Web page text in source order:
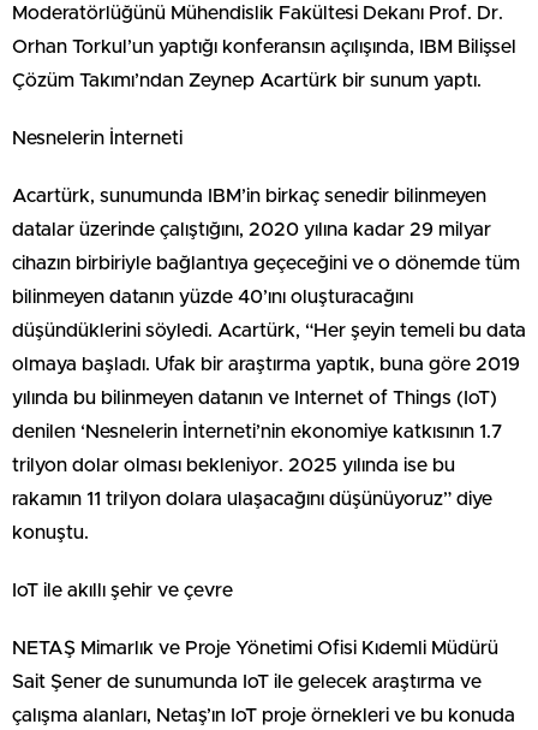
Moderatörlüğünü Mühendislik Fakültesi Dekanı Prof. Dr.
Orhan Torkul’un yaptığı konferansın açılışında, IBM Bilişsel
Çözüm Takımı’ndan Zeynep Acartürk bir sunum yaptı.
Nesnelerin İnterneti
Acartürk, sunumunda IBM’in birkaç senedir bilinmeyen
datalar üzerinde çalıştığını, 2020 yılına kadar 29 milyar
cihazın birbiriyle bağlantıya geçeceğini ve o dönemde tüm
bilinmeyen datanın yüzde 40’ını oluşturacağını
düşündüklerini söyledi. Acartürk, “Her şeyin temeli bu data
olmaya başladı. Ufak bir araştırma yaptık, buna göre 2019
yılında bu bilinmeyen datanın ve Internet of Things (IoT)
denilen ‘Nesnelerin İnterneti’nin ekonomiye katkısının 1.7
trilyon dolar olması bekleniyor. 2025 yılında ise bu
rakamın 11 trilyon dolara ulaşacağını düşünüyoruz” diye
konuştu.
IoT ile akıllı şehir ve çevre
NETAŞ Mimarlık ve Proje Yönetimi Ofisi Kıdemli Müdürü
Sait Şener de sunumunda IoT ile gelecek araştırma ve
çalışma alanları, Netaş’ın IoT proje örnekleri ve bu konuda